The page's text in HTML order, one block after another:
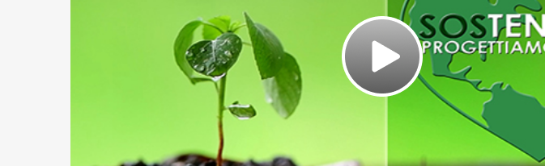
Play
Video